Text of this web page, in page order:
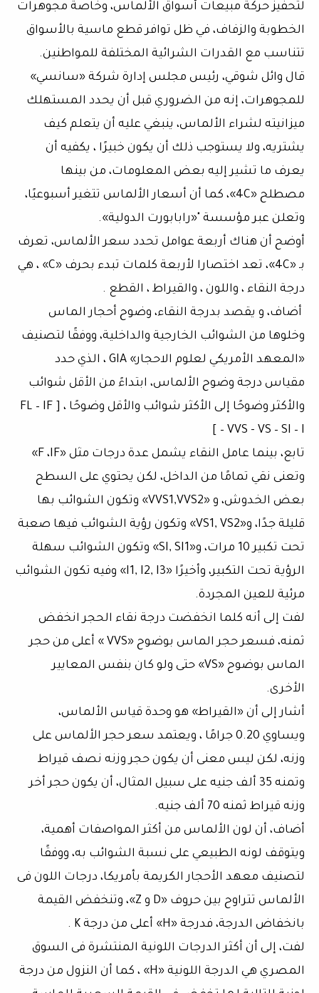
لتحفيز حركة مبيعات أسواق الألماس، وخاصة مجوهرات
الخطوبة والزفاف، في ظل توافر قطع ماسية بالأسواق
تتناسب مع القدرات الشرائية المختلفة للمواطنين.
قال وائل شوقي، رئيس مجلس إدارة شركة «سانسي»
للمجوهرات، إنه من الضروري قبل أن يحدد المستهلك
ميزانيته لشراء الألماس، ينبغي عليه أن يتعلم كيف
يشتريه، ولا يستوجب ذلك أن يكون خبيرًا ، يكفيه أن
يعرف ما تشير إليه بعض المعلومات، من بينها
مصطلح «4C»، كما أن أسعار الألماس تتغير أسبوعيًا،
وتعلن عبر مؤسسة "«رابابورت الدولية».
أوضح أن هناك أربعة عوامل تحدد سعر الألماس، تعرف
بـ «4C»، تعد اختصارا لأربعة كلمات تبدء بحرف «C» ، هي
درجة النقاء ، واللون ، والقيراط ، القطع .
أضاف، و يقصد بدرجة النقاء، وضوح أحجار الماس
وخلوها من الشوائب الخارجية والداخلية، ووفقًا لتصنيف
«المعهد الأمريكي لعلوم الاحجار» GIA ، الذي حدد
مقياس درجة وضوح الألماس، ابتداءً من الأقل شوائب
والأكثر وضوحًا إلى الأكثر شوائب والأقل وضوحًا ، [ FL – IF
– VVS - VS – SI – I ]
تابع، بينما عامل النقاء يشمل عدة درجات مثل «F ،IF»
وتعنى نقي تمامًا من الداخل، لكن يحتوي على السطح
بعض الخدوش، و «VVS1,VVS2» وتكون الشوائب بها
قليلة جدًا، و«VS1, VS2» وتكون رؤية الشوائب فيها صعبة
تحت تكبير 10 مرات، و«SI, SI1» وتكون الشوائب سهلة
الرؤية تحت التكبير، وأخيرًا «I1, I2, I3» وفيه تكون الشوائب
مرئية للعين المجردة.
لفت إلى أنه كلما انخفضت درجة نقاء الحجر انخفض
ثمنه، فسعر حجر الماس بوضوح «VVS » أعلى من حجر
الماس بوضوح «VS» حتى ولو كان بنفس المعايير
الأخرى.
أشار إلى أن «القيراط» هو وحدة قياس الألماس،
ويساوي 0.20 جرامًا ، ويعتمد سعر حجر الألماس على
وزنه، لكن ليس معنى أن يكون حجر وزنه نصف قيراط
وتمنه 35 ألف جنيه على سبيل المثال، أن يكون حجر أخر
وزنه قيراط ثمنه 70 ألف جنيه.
أضاف، أن لون الألماس من أكثر المواصفات أهمية،
ويتوقف لونه الطبيعي على نسبة الشوائب به، ووفقًا
لتصنيف معهد الأحجار الكريمة بأمريكا، درجات اللون فى
الألماس تتراوح بين حروف «D و Z»، وتنخفض القيمة
بانخفاض الدرجة، فدرجة «H» أعلى من درجة K .
لفت، إلى أن أكثر الدرجات اللونية المنتشرة فى السوق
المصري هي الدرجة اللونية «H» ، كما أن النزول من درجة